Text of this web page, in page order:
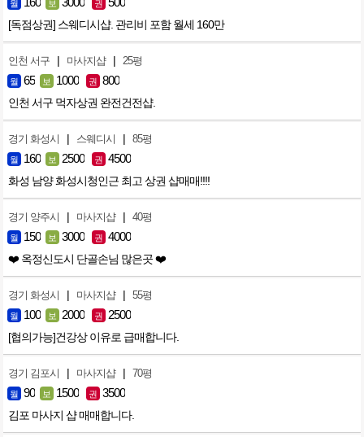
월 보 권
[독점상권] 스웨디시샵. 관리비 포함 월세 160만
인천 서구 | 마사지샵 | 25평
월 65 보 1000 권 800
인천 서구 먹자상권 완전건전샵.
경기 화성시 | 스웨디시 | 85평
월 160 보 2500 권 4500
화성 남양 화성시청인근 최고 상권 샵매매!!!!
경기 양주시 | 마사지샵 | 40평
월 150 보 3000 권 4000
❤️ 옥정신도시 단골손님 많은곳 ❤️
경기 화성시 | 마사지샵 | 55평
월 100 보 2000 권 2500
[협의가능]건강상 이유로 급매합니다.
경기 김포시 | 마사지샵 | 70평
월 90 보 1500 권 3500
김포 마사지 샵 매매합니다.